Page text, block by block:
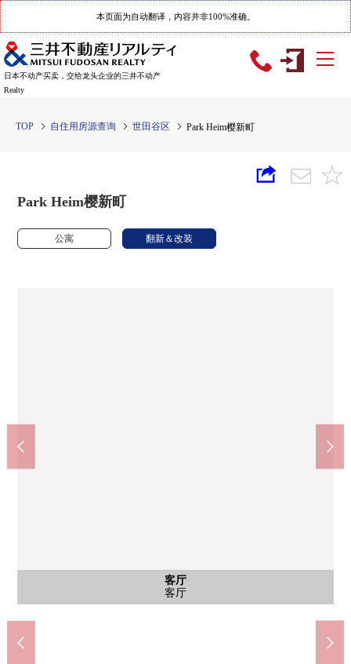
本页面为自动翻译，内容并非100%准确。
日本不动产买卖，交给龙头企业的三井不动产
Realty
TOP 自住用房源查询 世田谷区 Park Heim樱新町
Park Heim樱新町
公寓 翻新＆改装
客厅
客厅
外观
外观
客厅
客厅
客厅
客厅
厨房
厨房
厨房
厨房
厨房
厨房
院子
专用院子
室内
室内
室内
室内
室内
室内
室内
室内
门口
门口
厕所
厕所
洗脸
洗脸
洗脸
洗脸
公共汽车
公共汽车
其他
名牌
入口
入口
共有部分
自行车停放处
Mybasket弦卷1丁目商店(约300m)
Lawson弦卷2丁目商店(约200m)
全家便利店弦卷1丁目商店(约270m)
世田谷弦卷邮局(约270m)
世田谷中央医院(约670m)
世田谷区立弦卷小学(约370m)
世田谷区立弦卷中学(约570m)
小泉公园(约460m)